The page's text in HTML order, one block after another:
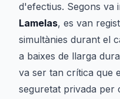
d'efectius. Segons va
Lamelas, es van
simultànies durant el
a baixes de llarga
va ser tan crítica que
seguretat privada per